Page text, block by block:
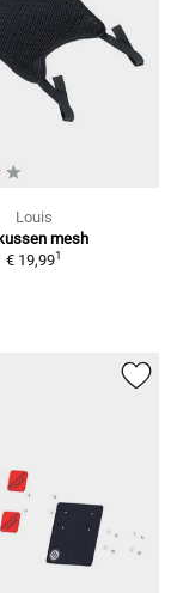
Louis
mesh
€ 19,991